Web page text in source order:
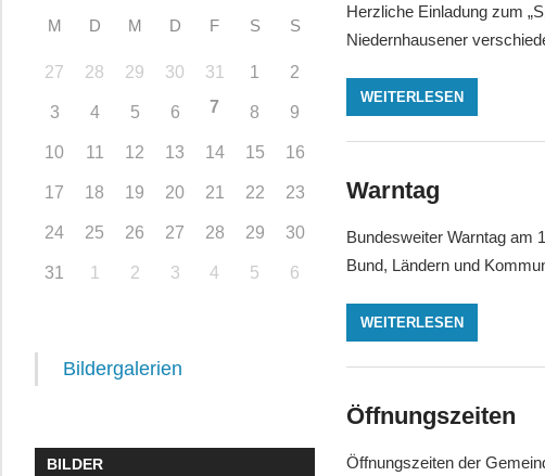
Herzliche Einladung zum
Niedernhausener
WEITERLESEN
Warntag
Bundesweiter Warntag am
Bund, Ländern und
WEITERLESEN
Öffnungszeiten
Öffnungszeiten der
M D M D F S S
27 28 29 30 31 1 2
3 4 5 6 7 8 9
10 11 12 13 14 15 16
17 18 19 20 21 22 23
24 25 26 27 28 29 30
31 1 2 3 4 5 6
Bildergalerien
BILDER